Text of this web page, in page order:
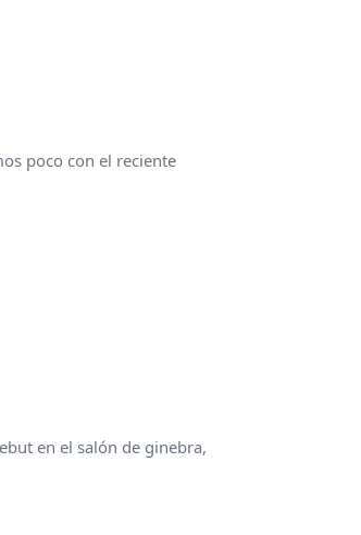
poco con el reciente
en el salón de ginebra,